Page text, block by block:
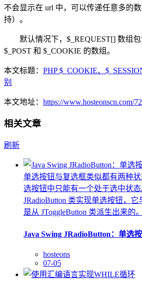
不会显示在 url 中，可以传递任意多的
持）。
默认情况下，$_REQUEST[] 数组包
$_POST 和 $_COOKIE 的数组。
本文标题： PHP $_COOKIE、
别
本文地址： https://www.hosteonscn.com/
相关文章
刷新
单选按钮与复选框类似都有两种
选按钮中只能有一个处于选中状态
JRadioButton 类实现单选按钮，它
是从 JToggleButton 类派生出来的
Java Swing JRadioButton：单选
hosteons
07-05